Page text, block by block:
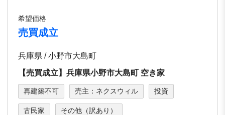
希望価格
売買成立
兵庫県 / 小野市大島町
【売買成立】兵庫県⼩野市⼤島町 空き家
再建築不可 売主：ネクスウィル 投資
古民家 その他（訳あり）